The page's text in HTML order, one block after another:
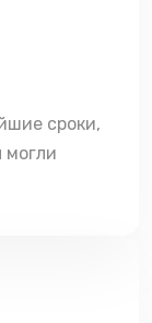
сроки,
могли